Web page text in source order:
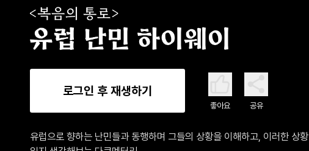
로그인 후 재생하기
좋아요 공유
유럽으로 향하는 난민들과 동행하며 그들의 상황을 이해하고, 이러한 상